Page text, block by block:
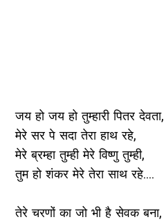
जय हो जय हो तुम्हारी पितर देवता,
मेरे सर पे सदा तेरा हाथ रहे,
मेरे ब्रम्हा तुम्ही मेरे विष्णु तुम्ही,
तुम हो शंकर मेरे तेरा साथ रहे....
तेरे चरणों का जो भी है सेवक बना,